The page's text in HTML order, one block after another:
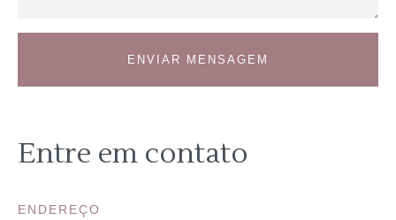
ENVIAR MENSAGEM
Entre em contato
ENDEREÇO